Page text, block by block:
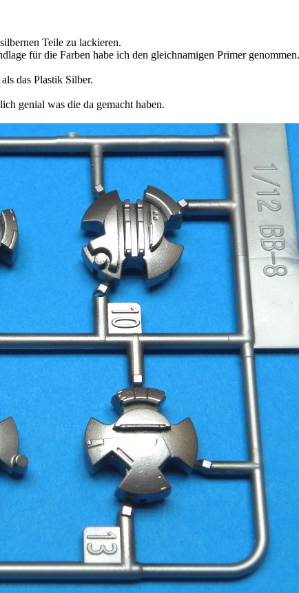
Teile zu lackieren.
für die Farben habe ich den gleichnamigen Primer genommen.
das Plastik Silber.
genial was die da gemacht haben.